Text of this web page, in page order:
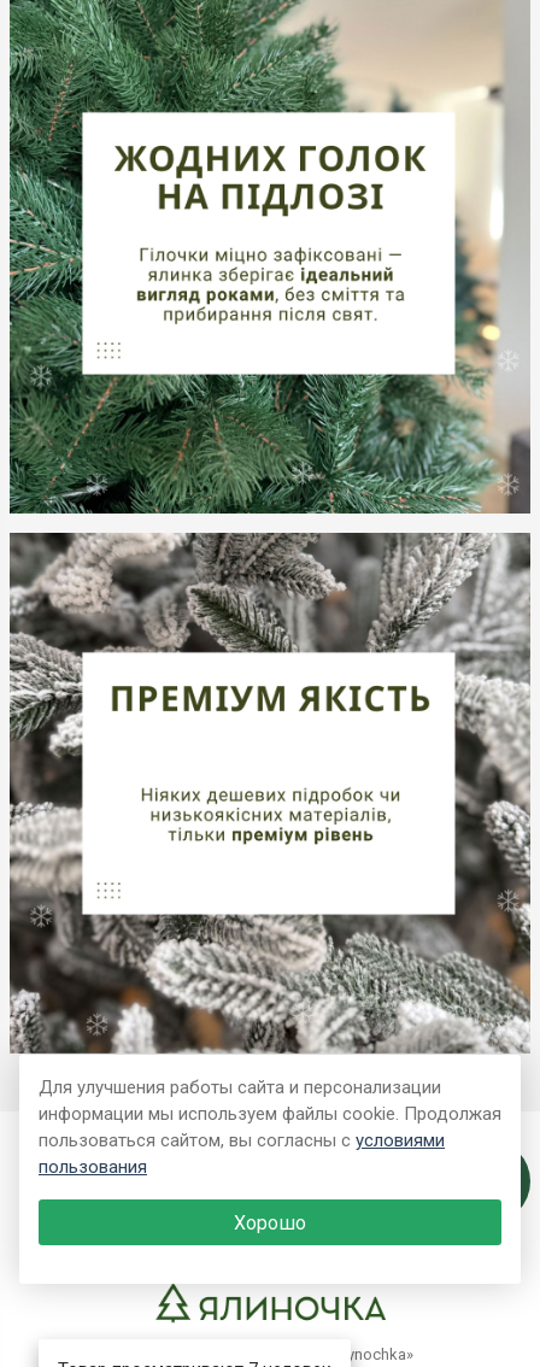
Покупателю
Контакты
© 2026 Интернет-магазин «Yalynochka»
Для улучшения работы сайта и персонализации
информации мы используем файлы cookie. Продолжая
пользоваться сайтом, вы согласны с условиями
пользования
Хорошо